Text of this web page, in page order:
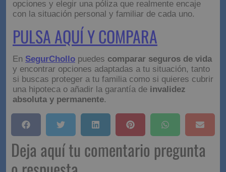
opciones y elegir una póliza que realmente encaje
con la situación personal y familiar de cada uno.
PULSA AQUÍ Y COMPARA
En SegurChollo puedes comparar seguros de vida
y encontrar opciones adaptadas a tu situación, tanto
si buscas proteger a tu familia como si quieres cubrir
una hipoteca o añadir la garantía de invalidez
absoluta y permanente.
Deja aquí tu comentario pregunta